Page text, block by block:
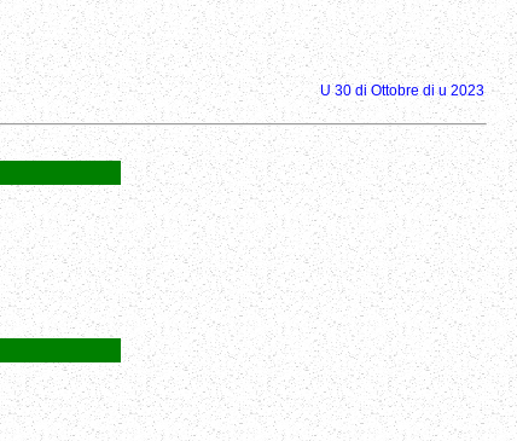
U 30 di Ottobre di u 2023